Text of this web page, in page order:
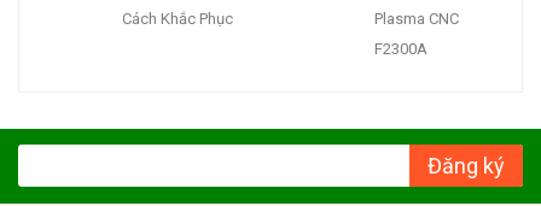
Cách Khắc Phục
Plasma CNC
F2300A
Đăng ký